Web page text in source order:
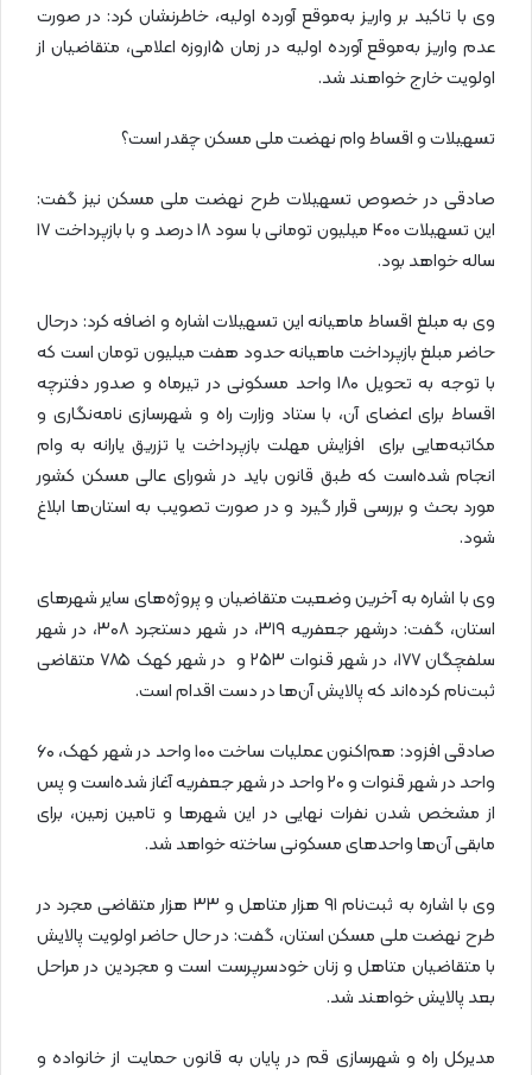
وی با تاکید بر واریز به‌موقع آورده اولیه، خاطرنشان کرد: در صورت
عدم واریز به‌موقع آورده اولیه در زمان ۱۵روزه اعلامی، متقاضیان از
اولویت خارج خواهند شد.
تسهیلات و اقساط وام نهضت ملی مسکن چقدر است؟
صادقی در خصوص تسهیلات طرح نهضت ملی مسکن نیز گفت:
این تسهیلات ۴۰۰ میلیون تومانی با سود ۱۸ درصد و با بازپرداخت ۱۷
ساله خواهد بود.
وی به مبلغ اقساط ماهیانه این تسهیلات اشاره و اضافه کرد: درحال
حاضر مبلغ بازپرداخت ماهیانه حدود هفت میلیون تومان است که
با توجه به تحویل ۱۸۰ واحد مسکونی در تیرماه و صدور دفترچه
اقساط برای اعضای آن، با ستاد وزارت راه و شهرسازی نامه‌نگاری و
مکاتبه‌هایی برای افزایش مهلت بازپرداخت یا تزریق یارانه به وام
انجام شده‌است که طبق قانون باید در شورای عالی مسکن کشور
مورد بحث و بررسی قرار گیرد و در صورت تصویب به استان‌ها ابلاغ
شود.
وی با اشاره به آخرین وضعیت متقاضیان و پروژه‌های سایر شهرهای
استان، گفت: درشهر جعفریه ۳۱۹، در شهر دستجرد ۳۰۸، در شهر
سلفچگان ۱۷۷، در شهر قنوات ۲۵۳ و در شهر کهک ۷۸۵ متقاضی
ثبت‌نام کرده‌اند که پالایش آن‌ها در دست اقدام است.
صادقی افزود: هم‌اکنون عملیات ساخت ۱۰۰ واحد در شهر کهک، ۶۰
واحد در شهر قنوات و ۲۰ واحد در شهر جعفریه آغاز شده‌است و پس
از مشخص شدن نفرات نهایی در این شهرها و تامین زمین، برای
مابقی آن‌ها واحدهای مسکونی ساخته خواهد شد.
وی با اشاره به ثبت‌نام ۹۱ هزار متاهل و ۳۳ هزار متقاضی مجرد در
طرح نهضت ملی مسکن استان، گفت: در حال حاضر اولویت پالایش
با متقاضیان متاهل و زنان خودسرپرست است و مجردین در مراحل
بعد پالایش خواهند شد.
مدیرکل راه و شهرسازی قم در پایان به قانون حمایت از خانواده و